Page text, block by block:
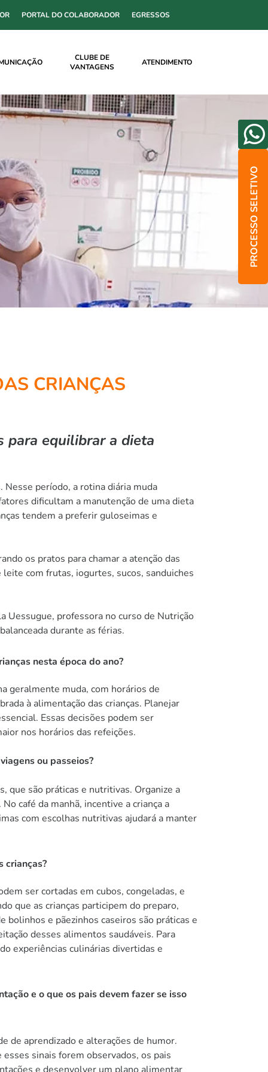
PORTAL DO COLABORADOR EGRESSOS
CLUBE DE
VANTAGENS
ATENDIMENTO
PROCESSO SELETIVO
CRIANÇAS
para equilibrar a dieta
Nesse período, a rotina diária muda
dificultam a manutenção de uma dieta
tendem a preferir guloseimas e
os pratos para chamar a atenção das
com frutas, iogurtes, sucos, sanduiches
Uessugue, professora no curso de Nutrição
durante as férias.
nesta época do ano?
geralmente muda, com horários de
à alimentação das crianças. Planejar
Essas decisões podem ser
nos horários das refeições.
ou passeios?
que são práticas e nutritivas. Organize a
café da manhã, incentive a criança a
com escolhas nutritivas ajudará a manter
crianças?
ser cortadas em cubos, congeladas, e
que as crianças participem do preparo,
e pãezinhos caseiros são práticas e
desses alimentos saudáveis. Para
experiências culinárias divertidas e
e o que os pais devem fazer se isso
de aprendizado e alterações de humor.
sinais forem observados, os pais